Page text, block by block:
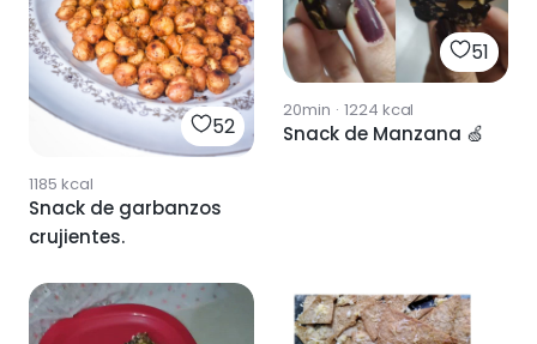
52
1185 kcal
Snack de garbanzos
crujientes.
51
20min · 1224 kcal
Snack de Manzana 🍏